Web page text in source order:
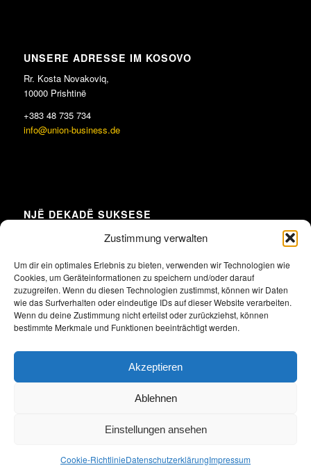
Zustimmung verwalten
Um dir ein optimales Erlebnis zu bieten, verwenden wir Technologien wie
Cookies, um Geräteinformationen zu speichern und/oder darauf
zuzugreifen. Wenn du diesen Technologien zustimmst, können wir Daten
wie das Surfverhalten oder eindeutige IDs auf dieser Website verarbeiten.
Wenn du deine Zustimmung nicht erteilst oder zurückziehst, können
bestimmte Merkmale und Funktionen beeinträchtigt werden.
Akzeptieren
Ablehnen
Einstellungen ansehen
Cookie-RichtlinieDatenschutzerklärungImpressum
UNSERE ADRESSE IM KOSOVO
Rr. Kosta Novakoviq,
10000 Prishtinë
+383 48 735 734
info@union-business.de
NJË DEKADË SUKSESE
Klicke hier, um Marketing-Cookies zu
akzeptieren und diesen Inhalt zu aktivieren
2026 Alle Rechte vorbehalten. Union der albanischen und deutschen
Impressum
Datenschutzerklärung Satzung Archiv